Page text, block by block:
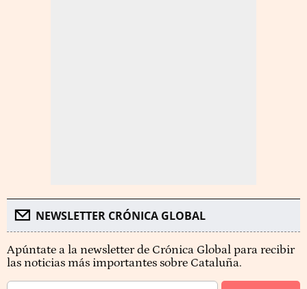
NEWSLETTER CRÓNICA GLOBAL
Apúntate a la newsletter de Crónica Global para recibir
las noticias más importantes sobre Cataluña.